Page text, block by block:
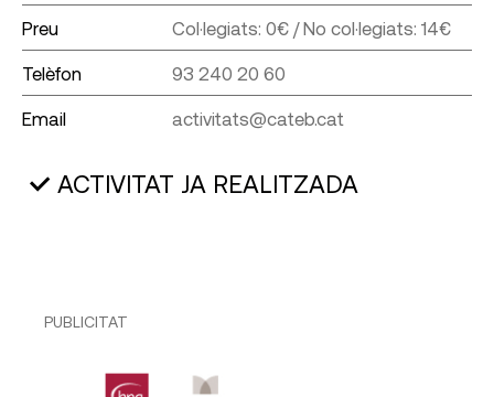
Preu Col·legiats: 0€ / No col·legiats: 14€
Telèfon 93 240 20 60
Email activitats@cateb.cat
ACTIVITAT JA REALITZADA
PUBLICITAT